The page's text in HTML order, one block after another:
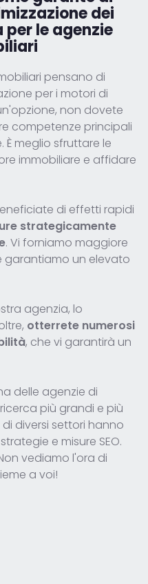
dei
le agenzie
pensano di
per i motori di
non dovete
competenze principali
È meglio sfruttare le
immobiliare e affidare
di effetti rapidi
strategicamente
. Vi forniamo maggiore
garantiamo un elevato
agenzia, lo
otterrete numerosi
, che vi garantirà un
delle agenzie di
più grandi e più
diversi settori hanno
e misure SEO.
vediamo l'ora di
a voi!